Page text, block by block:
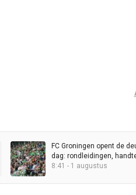
FC Groningen opent de
dag: rondleidingen,
Spaanse tegenstander
8:41 - 1 augustus